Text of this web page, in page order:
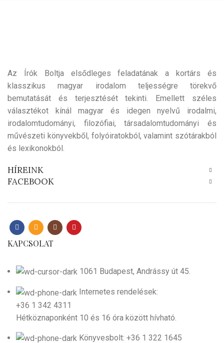
Az Írók Boltja elsődleges feladatának a kortárs és
klasszikus magyar irodalom teljességre törekvő
bemutatását és terjesztését tekinti. Emellett széles
választékot kínál magyar és idegen nyelvű irodalmi,
irodalomtudományi, filozófiai, társadalomtudományi és
művészeti könyvekből, folyóiratokból, valamint szótárakból
és lexikonokból.
HÍREINK
FACEBOOK
KAPCSOLAT
1061 Budapest, Andrássy út 45.
Internetes rendelések:
+36 1 342 4311
Hétköznaponként 10 és 16 óra között hívható.
Könyvesbolt: +36 1 322 1645